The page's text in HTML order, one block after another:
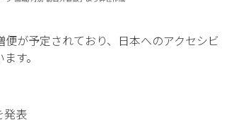
が予定されており、日本へのアクセシビ
す。
発表